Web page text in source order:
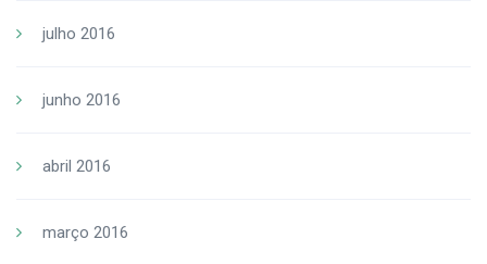
julho 2016
junho 2016
abril 2016
março 2016